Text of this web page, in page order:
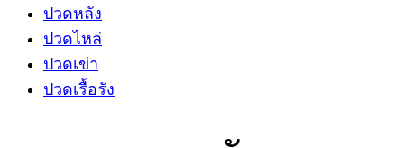
ปวดหลัง
ปวดไหล่
ปวดเข่า
ปวดเรื้อรัง